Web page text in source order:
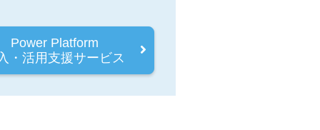
Power Platform
・活用支援サービス